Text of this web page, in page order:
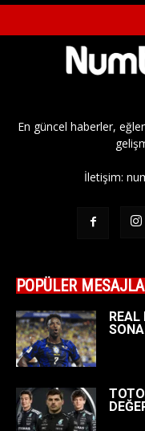
En güncel haberler,
İletişim:
POPÜLER
REAL